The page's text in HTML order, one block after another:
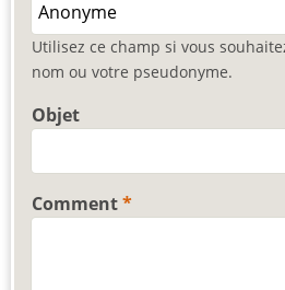
Utilisez ce champ si vous
nom ou votre pseudonyme.
Objet
Comment